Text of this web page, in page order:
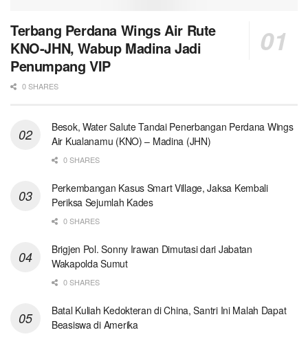
Terbang Perdana Wings Air Rute
KNO-JHN, Wabup Madina Jadi
Penumpang VIP
0 SHARES
Besok, Water Salute Tandai Penerbangan Perdana Wings
Air Kualanamu (KNO) – Madina (JHN)
0 SHARES
Perkembangan Kasus Smart Village, Jaksa Kembali
Periksa Sejumlah Kades
0 SHARES
Brigjen Pol. Sonny Irawan Dimutasi dari Jabatan
Wakapolda Sumut
0 SHARES
Batal Kuliah Kedokteran di China, Santri Ini Malah Dapat
Beasiswa di Amerika